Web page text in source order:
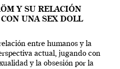
Y SU RELACIÓN
UNA SEX DOLL
entre humanos y la
actual, jugando con
y la obsesión por la